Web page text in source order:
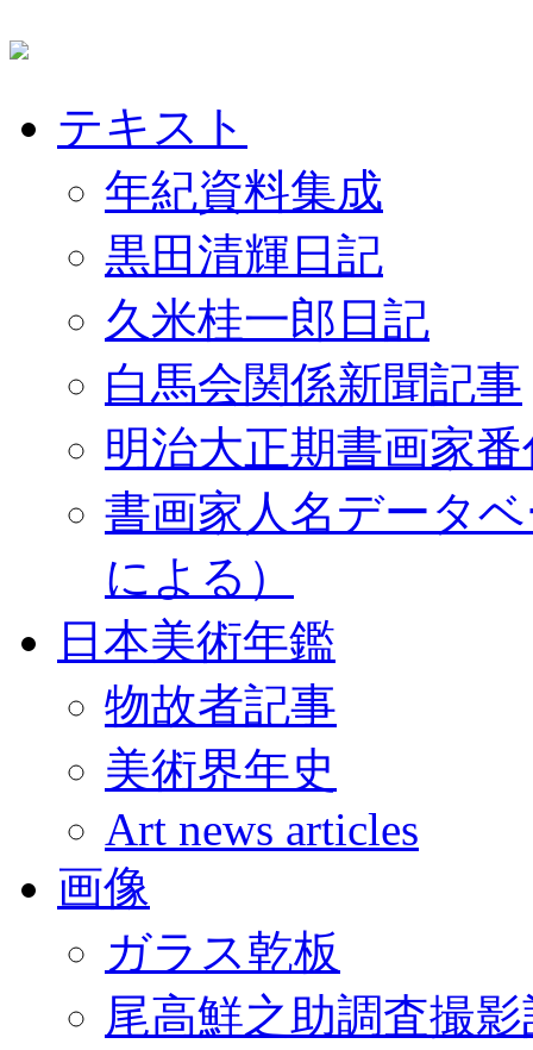
テキスト
年紀資料集成
黒田清輝日記
久米桂一郎日記
白馬会関係新聞記事
明治大正期書画家
書画家人名データ
による）
日本美術年鑑
物故者記事
美術界年史
Art news articles
画像
ガラス乾板
尾高鮮之助調査撮